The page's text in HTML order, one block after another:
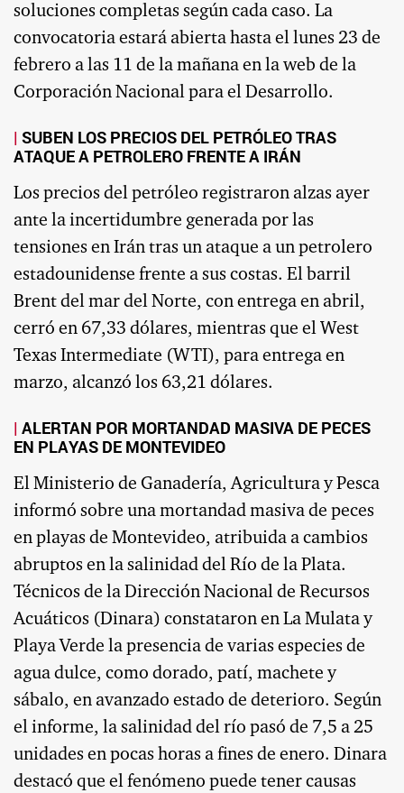
soluciones completas según cada caso. La
convocatoria estará abierta hasta el lunes 23 de
febrero a las 11 de la mañana en la web de la
Corporación Nacional para el Desarrollo.
SUBEN LOS PRECIOS DEL PETRÓLEO TRAS
ATAQUE A PETROLERO FRENTE A IRÁN
Los precios del petróleo registraron alzas ayer
ante la incertidumbre generada por las
tensiones en Irán tras un ataque a un petrolero
estadounidense frente a sus costas. El barril
Brent del mar del Norte, con entrega en abril,
cerró en 67,33 dólares, mientras que el West
Texas Intermediate (WTI), para entrega en
marzo, alcanzó los 63,21 dólares.
ALERTAN POR MORTANDAD MASIVA DE PECES
EN PLAYAS DE MONTEVIDEO
El Ministerio de Ganadería, Agricultura y Pesca
informó sobre una mortandad masiva de peces
en playas de Montevideo, atribuida a cambios
abruptos en la salinidad del Río de la Plata.
Técnicos de la Dirección Nacional de Recursos
Acuáticos (Dinara) constataron en La Mulata y
Playa Verde la presencia de varias especies de
agua dulce, como dorado, patí, machete y
sábalo, en avanzado estado de deterioro. Según
el informe, la salinidad del río pasó de 7,5 a 25
unidades en pocas horas a fines de enero. Dinara
destacó que el fenómeno puede tener causas